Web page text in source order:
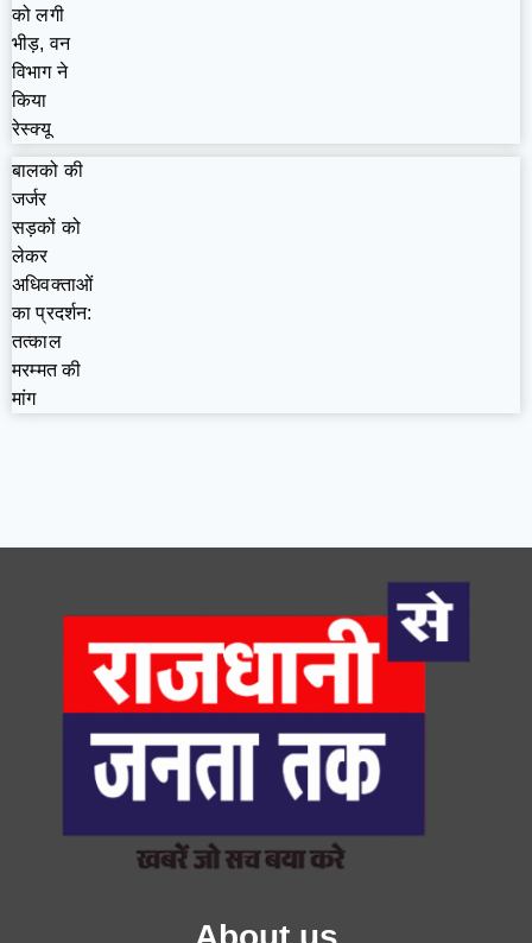
को लगी
भीड़, वन
विभाग ने
किया
रेस्क्यू
बालको की
जर्जर
सड़कों को
लेकर
अधिवक्ताओं
का प्रदर्शन:
तत्काल
मरम्मत की
मांग